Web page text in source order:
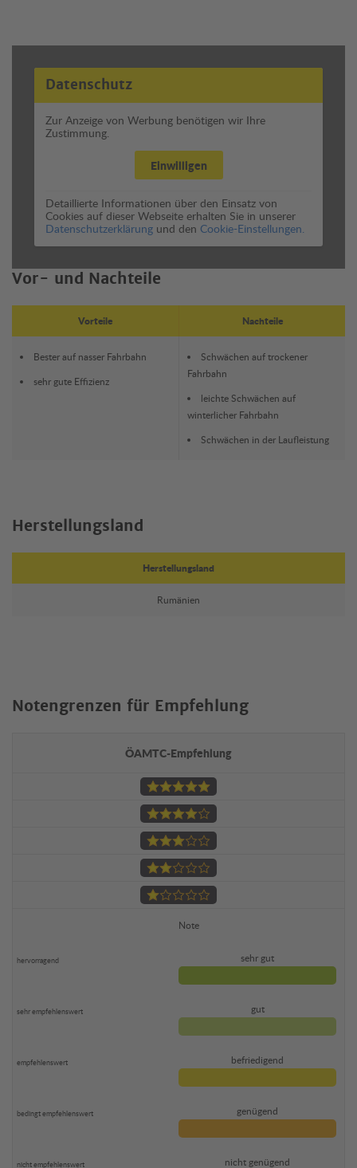
Datenschutz
Zur Anzeige von Werbung benötigen wir Ihre
Zustimmung.
Einwilligen
Detaillierte Informationen über den Einsatz von
Cookies auf dieser Webseite erhalten Sie in unserer
Datenschutzerklärung und den Cookie-Einstellungen.
Vor- und Nachteile
Vorteile Nachteile
Bester auf nasser Fahrbahn
sehr gute Effizienz
Schwächen auf trockener
Fahrbahn
leichte Schwächen auf
winterlicher Fahrbahn
Schwächen in der Laufleistung
Herstellungsland
Herstellungsland
Rumänien
Notengrenzen für Empfehlung
ÖAMTC-Empfehlung
Note
sehr gut
gut
befriedigend
genügend
nicht genügend